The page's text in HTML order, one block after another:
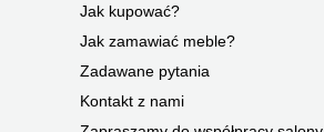
Jak kupować?
Jak zamawiać meble?
Zadawane pytania
Kontakt z nami